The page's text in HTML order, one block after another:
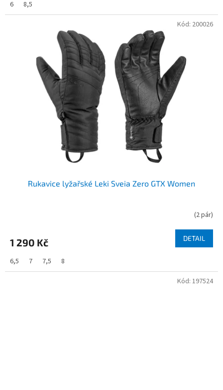
6 8,5
Rukavice lyžařské Leki Sveia Zero GTX Women
(2 pár)
1 290 Kč DETAIL
6,5 7 7,5 8
Kód: 200026
Kód: 197524